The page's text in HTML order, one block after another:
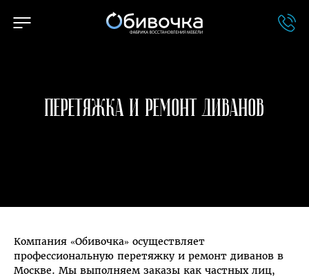
Перетяжка и ремонт диванов
Компания «Обивочка» осуществляет
профессиональную перетяжку и ремонт диванов в
Москве. Мы выполняем заказы как частных лиц,